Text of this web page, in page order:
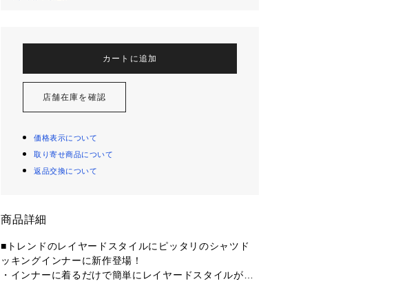
カートに追加
店舗在庫を確認
価格表示について
取り寄せ商品について
返品交換について
商品詳細
■トレンドのレイヤードスタイルにピッタリのシャツド
ッキングインナーに新作登場！
・インナーに着るだけで簡単にレイヤードスタイルが完